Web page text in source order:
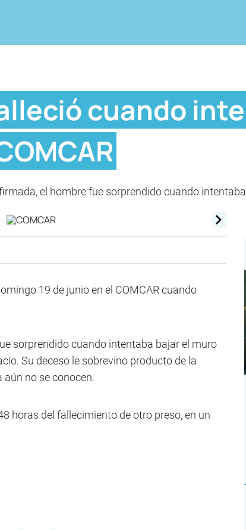
cuando
el hombre fue sorprendido cuando
19 de junio en el COMCAR cuando
sorprendido cuando intentaba bajar el muro
Su deceso le sobrevino producto de la
no se conocen.
horas del fallecimiento de otro preso, en un